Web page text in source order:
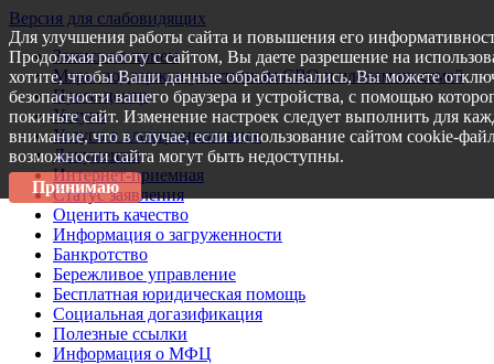
Версия для слабовидящих
Запись на прием
Меры поддержки участникам СВО и членам их семей
Пресс-центр
Услуги
Услуги в электронном виде
Документы
Интернет-приемная
Статус заявления
Оценить качество
Информация о загруженности
Банкротство
Бережливое управление
Бесплатная юридическая помощь
Социальная догазификация
Полезные ссылки
Информация о МФЦ
Для улучшения работы сайта и повышения его
Продолжая работу с сайтом, Вы даете разрешение на
хотите, чтобы Ваши данные обрабатывались, Вы можете
безопасности вашего браузера и устройства, с помощью
покиньте сайт. Изменение настроек следует выполнить для
внимание, что в случае, если использование сайтом cookie-
возможности сайта могут быть недоступны.
Принимаю